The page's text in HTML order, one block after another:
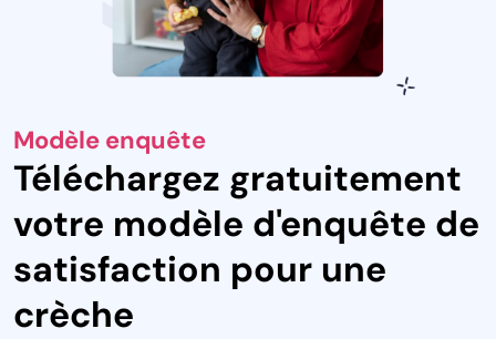
Modèle enquête
Téléchargez gratuitement
votre modèle d'enquête de
satisfaction pour une
crèche